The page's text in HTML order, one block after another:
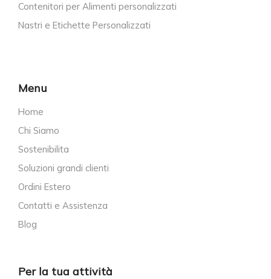
Contenitori per Alimenti personalizzati
Nastri e Etichette Personalizzati
Menu
Home
Chi Siamo
Sostenibilita
Soluzioni grandi clienti
Ordini Estero
Contatti e Assistenza
Blog
Per la tua attività